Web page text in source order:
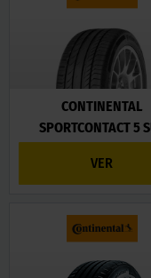
CONTINENTAL
SPORTCONTACT 5
VER